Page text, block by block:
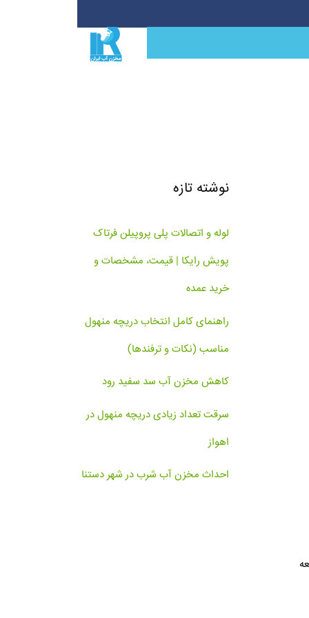
نوشته تازه
لوله و اتصالات پلی پروپیلن فرتاک
پویش رایکا | قیمت، مشخصات و
خرید عمده
راهنمای کامل انتخاب دریچه منهول
مناسب (نکات و ترفندها)
کاهش مخزن آب سد سفید رود
سرقت تعداد زیادی دریچه منهول در
اهواز
احداث مخزن آب شرب در شهر دستنا